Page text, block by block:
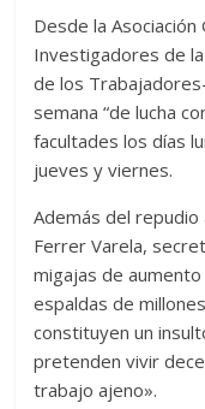
Desde la
Investigadores de
de los
semana “de lucha
facultades los días
jueves y viernes.
Además del repudio
Ferrer Varela,
migajas de
espaldas de
constituyen un
pretenden vivir
trabajo ajeno».